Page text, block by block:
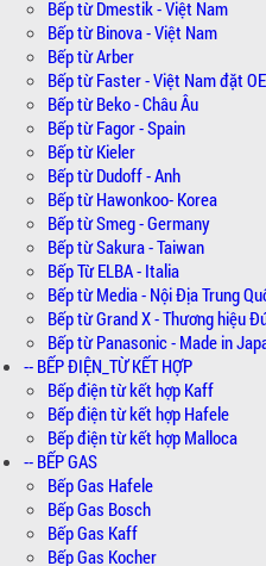
Bếp từ Dmestik - Việt Nam
Bếp từ Binova - Việt Nam
Bếp từ Arber
Bếp từ Faster - Việt Nam đặt
Bếp từ Beko - Châu Âu
Bếp từ Fagor - Spain
Bếp từ Kieler
Bếp từ Dudoff - Anh
Bếp từ Hawonkoo- Korea
Bếp từ Smeg - Germany
Bếp từ Sakura - Taiwan
Bếp Từ ELBA - Italia
Bếp từ Media - Nội Địa Trung
Bếp từ Grand X - Thương hiệu
Bếp từ Panasonic - Made in
-- BẾP ĐIỆN_TỪ KẾT HỢP
Bếp điện từ kết hợp Kaff
Bếp điện từ kết hợp Hafele
Bếp điện từ kết hợp Malloca
-- BẾP GAS
Bếp Gas Hafele
Bếp Gas Bosch
Bếp Gas Kaff
Bếp Gas Kocher